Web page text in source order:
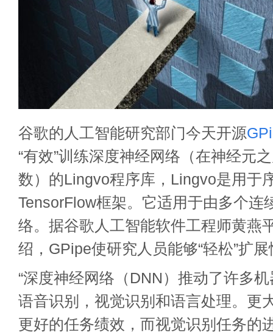
谷歌的人工智能研究部门今天开源
“有效”训练深度神经网络（在神经元
数）的Lingvo程序库，Lingvo是用于
TensorFlow框架。它适用于由多个连
络。据谷歌人工智能软件工程师黄燕
绍，GPipe使研究人员能够“轻松”扩
“深度神经网络（DNN）推动了许多
语音识别，视觉识别和语言处理。更
更好的任务绩效，而视觉识别任务的